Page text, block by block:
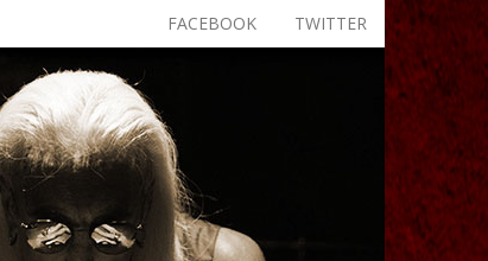
TWITTER
FACEBOOK